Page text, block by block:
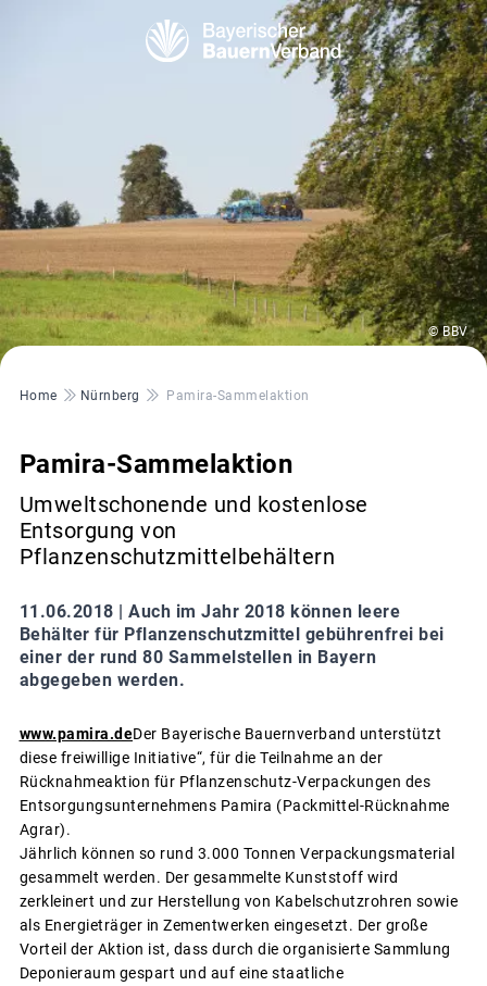
© BBV
Pfadnavigation
Home Nürnberg Pamira-Sammelaktion
Pamira-Sammelaktion
Umweltschonende und kostenlose
Entsorgung von
Pflanzenschutzmittelbehältern
11.06.2018 | Auch im Jahr 2018 können leere
Behälter für Pflanzenschutzmittel gebührenfrei bei
einer der rund 80 Sammelstellen in Bayern
abgegeben werden.
www.pamira.deDer Bayerische Bauernverband unterstützt
diese freiwillige Initiative“, für die Teilnahme an der
Rücknahmeaktion für Pflanzenschutz-Verpackungen des
Entsorgungsunternehmens Pamira (Packmittel-Rücknahme
Agrar).
Jährlich können so rund 3.000 Tonnen Verpackungsmaterial
gesammelt werden. Der gesammelte Kunststoff wird
zerkleinert und zur Herstellung von Kabelschutzrohren sowie
als Energieträger in Zementwerken eingesetzt. Der große
Vorteil der Aktion ist, dass durch die organisierte Sammlung
Deponieraum gespart und auf eine staatliche